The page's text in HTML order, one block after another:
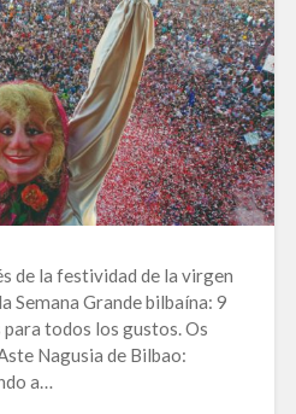
de la festividad de la virgen
Semana Grande bilbaína: 9
todos los gustos. Os
Nagusia de Bilbao:
a…